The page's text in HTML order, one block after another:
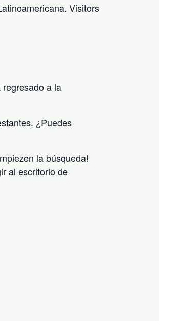
Visitors
a la
¿Puedes
la búsqueda!
al escritorio de